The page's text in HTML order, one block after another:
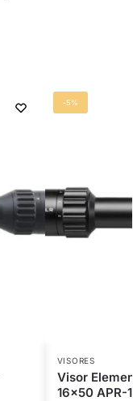
-5%
VISORES
Visor
16×50 APR-